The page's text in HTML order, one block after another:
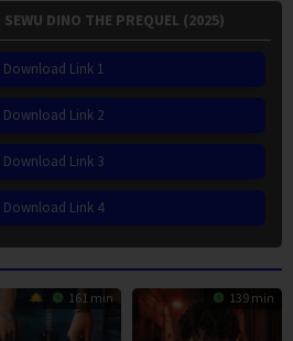
DINO THE PREQUEL (2025)
Download Link 1
Download Link 2
Download Link 3
Download Link 4
161 min 139 min